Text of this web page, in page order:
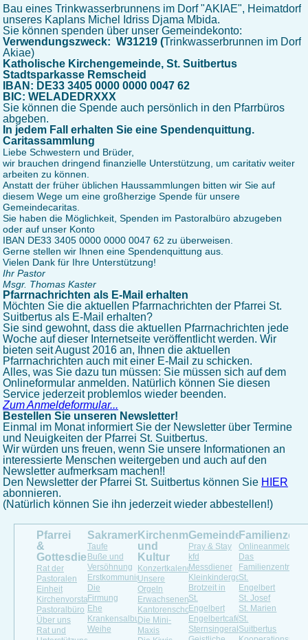
Bau eines Trinkwasserbrunnens im Dorf "AKIAE", Heimatdorf
unseres Kaplans Michel Idriss Djama Mbida.
Sie können spenden über unser Gemeindekonto:
Verwendungszweck: W31219 (Trinkwasserbrunnen im Dorf
Akiae)
Katholische Kirchengemeinde, St. Suitbertus
Stadtsparkasse Remscheid
IBAN: DE33 3405 0000 0000 0047 62
BIC: WELADEDRXXX
Sie können die Spende auch persönlich in den Pfarrbüros
abgeben.
In jedem Fall erhalten Sie eine Spendenquittung.
Caritassammlung
Liebe Schwestern und Brüder,
wir brauchen dringend finanzielle Unterstützung, um caritativ weiter
arbeiten zu können.
Anstatt der früher üblichen Haussammlungen bitten wir Sie auf
diesem Wege um eine großherzige Spende für unsere
Gemeindecaritas.
Sie haben die Möglichkeit, Spenden im Pastoralbüro abzugeben
oder auf unser Konto
IBAN DE33 3405 0000 0000 0047 62 zu überweisen.
Gerne stellen wir Ihnen eine Spendenquittung aus.
Vielen Dank für Ihre Unterstützung!
Ihr Pastor
Msgr. Thomas Kaster
Pfarrnachrichten als E-Mail erhalten
Möchten Sie die aktuellen Pfarrnachrichten der Pfarrei St.
Suitbertus als E-Mail erhalten?
Sie sind gewohnt, dass die aktuellen Pfarrnachrichten jede
Woche auf dieser Internetseite veröffentlicht werden. Wir
bieten seit August 2016 an, Ihnen die aktuellen
Pfarrnachrichten auch mit einer E-Mail zu schicken.
Alles, was Sie dazu tun müssen: Sie müssen sich auf dem
Onlineformular anmelden. Natürlich können Sie diesen
Service jederzeit problemlos wieder beenden.
Zum Anmeldeformular...
Bestellen Sie unseren Newsletter!
Einmal im Monat informiert Sie der Newsletter über Termine
und Neuigkeiten der Pfarrei St. Suitbertus.
Wir würden uns freuen, wenn Sie unsere Informationen an
interessierte Menschen weitergeben und auch auf den
Newsletter aufmerksam machen!!
Den Newsletter der Pfarrei St. Suitbertus können Sie HIER
abonnieren.
(Natürlich können Sie ihn jederzeit wieder abbestellen!)
Pfarrei
&
Gottesdienste
Rat der
Pastoralen
Einheit
Kirchenvorstand
Pastoralbüro
Über uns
Rat und
Sakramente
Taufe
Buße und
Versöhnung
Erstkommunion
Die
Firmung
Ehe
Krankensalbung
Weihe
Kirchenmusik
und
Kultur
Konzertkalender
Unsere
Orgeln
Erwachsenenchöre
Kantorenschola
Die Mini-
Maxis
Gemeindeleben
Pray & Stay
kfd
Messdiener
Kleinkindergottesdienst
Brotzeit in
St.
Engelbert
Engelbertcafé
Sternsingeraktion
Onlineanmeldung
Das
Familienzentrum
St.
Engelbert
St. Josef
St. Marien
St.
Suitbertus